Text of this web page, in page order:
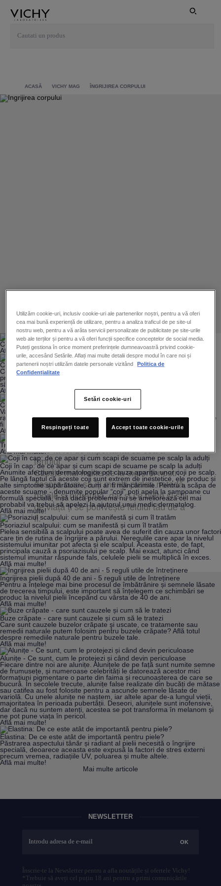
ACASĂ VICHY MAG ÎNGRIJIREA CORPULUI
vorba de îngrijirea corpului, lista
devine fără sfârșit.
La Vichy, credem că îngrijirea corpului
este la fel de importantă cu cea a
tenului.
Citește mai multe de la experții noștri
despre cum să îți menții pielea netedă,
moale și hidratată, dar și ce diete și stil
de viață ți se potrivește felului tău de a
fi.
Colagen: Ce este și beneficiile esențiale pentru piele
Află mai multe!
Colagen pentru piele: Ce este și ce beneficii oferă?
Colagenul este o proteină produsă în mod natural în organism și
prezent în sistemul osos, digestiv, sistemul muscular, în articulații și
sânge.
Află mai multe!
Ce este SPF (factorul de protecție solară) și ce rol are?
Vara este anotimpul în care pielea noastră este cea mai expusă la
radiațiile solare nocive și, astfel, este în pericol de a suferi arsuri și de
fi deteriorată.
Află mai multe!
Transpirație excesivă și urât mirositoare: cauze și soluții
Află mai multe!
Coji în cap: de ce apar și cum scapi de scuame pe scalp la adulți
Anumite afecțiuni dermatologice pot cauza apariția unor coji pe scalp.
Pe lângă faptul că aceste coji sunt extrem de inestetice, ele produc și
alte simptome supărătoare, cum ar fi mâncărimile. Pentru a scăpa de
aceste scuame - denumite popular “coji” poți apela la șampoane cu
formulă specială, însă dacă problema nu se ameliorează cel mai
probabil va trebui să apelezi la ajutorul unui medic dermatolog.
Află mai multe!
Psoriaziul scalpului: cum se manifestă și cum îl tratăm
Pielea sensibilă a scalpului poate avea de suferit din cauza unor factori
care țin de rutina de îngrijire a părului. Neregulile care apar la nivelul
sistemului imunitar pot afecta și ele scalpul. Aceasta este, de fapt,
principala cauză a psoriazisului pe scalp. Mai exact, atunci când
sistemul imunitar răspunde fals, celulele pielii se multiplică în exces.
Află mai multe!
Îngrijirea pielii după 40 de ani - 5 reguli utile de întreținere
Pentru a înțelege mai bine procesul de îmbătrânire și semnele lăsate
de trecerea timpului, este important să înțelegem ce schimbări se
produc la nivelul pielii începând cu vârsta de 40 de ani.
Află mai multe!
Buze crăpate - care sunt cauzele și cum să le tratezi
Care sunt cauzele buzelor crăpate şi uscate, ce tratamente sau
remedii naturale putem folosim pentru buzele crăpate? Află totul
despre remediile naturale pentru buzele tale.
Află mai multe!
Alunițe - Ce sunt, cum le protejezi și când devin periculoase
Fiecare dintre noi are alunițe. Alunițele de pe față sunt numite semne
de frumusețe, și numeroase celebrități le datorează acestor mici
formațiuni pigmentare o parte din faima și recunoașterea de care se
bucură. În secolele trecute, alunițe false realizate din bucăți de mătase
sau catifea au fost folosite pentru a ascunde semnele lăsate de
variolă. Cu unele alunițe ne naștem, iar altele apar de-a lungul vieții,
majoritatea în perioada pubertății. Deseori, alunițele sunt inofensive,
dar dacă nu suntem atenți, acestea se pot transforma în melanom și
ne pot pune viața în pericol.
Află mai multe!
Elastina: De ce este atât de importantă pentru piele?
Păstrarea aspectului tânăr și radiant al pielii necesită o îngrijire
specială, deoarece aceasta este expusă la factori de stres externi
precum vremea, radiațiile UV, poluarea și multe altele.
Află mai multe!
Mai multe articole
NEWSLETTER
Înscrie-te la Newsletter pentru a afla noutățile și ofertele Vichy!
*Trebuie să aveți cel puțin 18 ani pentru a primi comunicările
Utilizăm cookie-uri, inclusiv cookie-uri ale partenerilor noștri, pentru a vă oferi
cea mai bună experiență de utilizare, pentru a analiza traficul de pe site-ul
nostru web, pentru a vă arăta servicii personalizate de publicitate pe site-urile
web ale terților și pentru a vă oferi funcții specifice conceptelor de social media.
Puteți gestiona în orice moment preferințele dumneavoastră privind cookie-
urile, accesând Setările. Aflați mai multe detalii despre modul în care noi și
partenerii noștri utilizăm datele personale vizitând
Politica de
Confidențialitate
Setări cookie-uri
Respingeți toate Accept toate cookie-urile